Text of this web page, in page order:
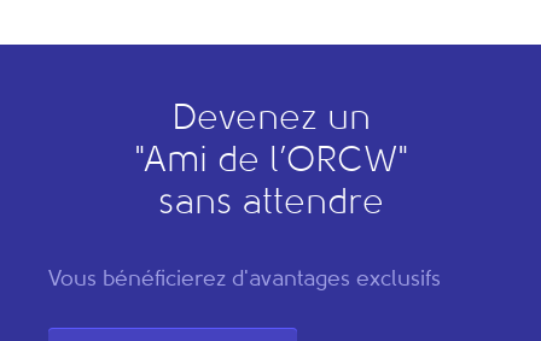
Devenez un
"Ami de l’ORCW"
sans attendre
Vous bénéficierez d'avantages exclusifs